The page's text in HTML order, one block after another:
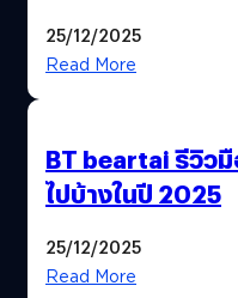
25/12/2025
Read More
BT beartai รีวิว
ไปบ้างในปี 2025
25/12/2025
Read More